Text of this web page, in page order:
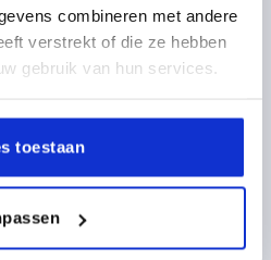
combineren met andere
verstrekt of die ze hebben
gebruik van hun services.
toestaan
BEST:RVS, A1=25, A2=25,
GATAFSTAND RECHTS=25